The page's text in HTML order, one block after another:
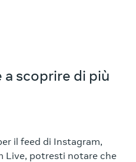
scoprire di più
il feed di Instagram,
Live, potresti notare che